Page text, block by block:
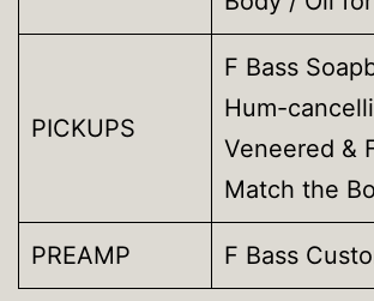
PICKUPS
F Bass
Hum-
Veneered &
Match the
PREAMP F Bass